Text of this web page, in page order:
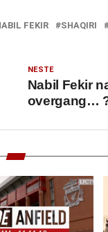
FEKIR SHAQIRI
NESTE
Nabil Fekir
overgang…